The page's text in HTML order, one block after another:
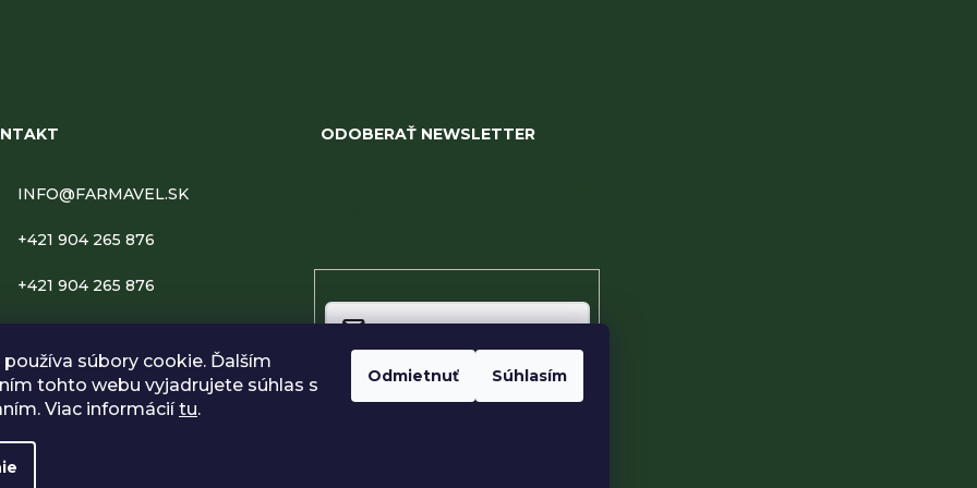
súbory cookie. Ďalším
tohto webu vyjadrujete súhlas s
Viac informáciítu.
Odmietnuť Súhlasím
INFO@FARMAVEL.SK
+421 904 265 876
+421 904 265 876
FARMAVEL.SK
ODOBERAŤ NEWSLETTER
Vložením e-mailu súhlasíte s
podmienkami ochrany osobných údajov